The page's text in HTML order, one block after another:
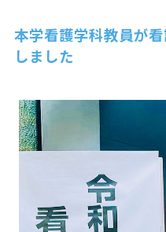
本学看護学科教員が
しました